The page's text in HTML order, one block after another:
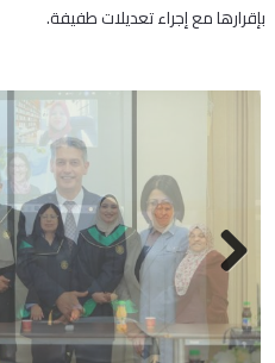
بإقرارها مع إجراء تعديلات طفيفة.
Previous